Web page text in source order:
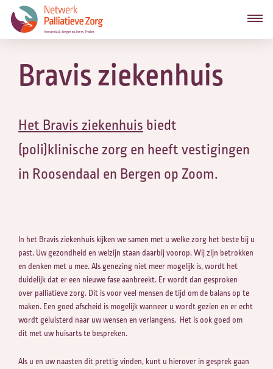
Bravis ziekenhuis
Het Bravis ziekenhuis biedt
(poli)klinische zorg en heeft vestigingen
in Roosendaal en Bergen op Zoom.
In het Bravis ziekenhuis kijken we samen met u welke zorg het beste bij u
past. Uw gezondheid en welzijn staan daarbij voorop. Wij zijn betrokken
en denken met u mee. Als genezing niet meer mogelijk is, wordt het
duidelijk dat er een nieuwe fase aanbreekt. Er wordt dan gesproken
over palliatieve zorg. Dit is voor veel mensen de tijd om de balans op te
maken. Een goed afscheid is mogelijk wanneer u wordt gezien en er echt
wordt geluisterd naar uw wensen en verlangens. Het is ook goed om
dit met uw huisarts te bespreken.
Als u en uw naasten dit prettig vinden, kunt u hierover in gesprek gaan